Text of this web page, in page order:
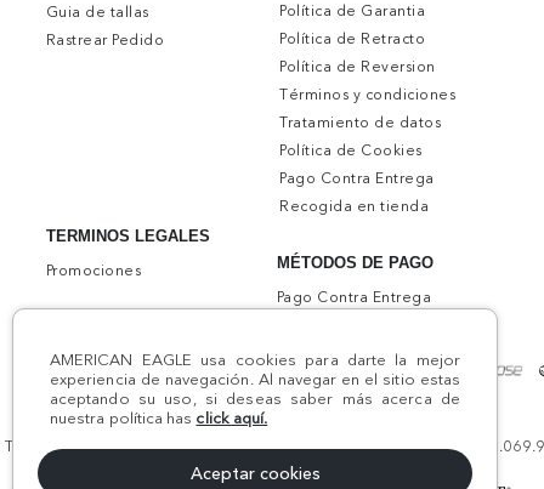
AMERICAN EAGLE usa cookies para darte la mejor
experiencia de navegación. Al navegar en el sitio estas
aceptando su uso, si deseas saber más acerca de
nuestra política has click aquí.
Aceptar cookies
Guia de tallas
Rastrear Pedido
TERMINOS LEGALES
Promociones
Política de Garantia
Política de Retracto
Política de Reversion
Términos y condiciones
Tratamiento de datos
Política de Cookies
Pago Contra Entrega
Recogida en tienda
MÉTODOS DE PAGO
Pago Contra Entrega
Todos los derechos reservados AE 2024 | Comodín S.A.S |